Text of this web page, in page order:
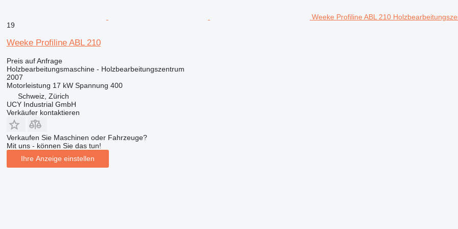
Weeke Profiline ABL 210
19
Weeke Profiline ABL 210
Preis auf Anfrage
Holzbearbeitungsmaschine - Holzbearbeitungszentrum
2007
Motorleistung 17 kW Spannung 400
Schweiz, Zürich
UCY Industrial GmbH
Verkäufer kontaktieren
Verkaufen Sie Maschinen oder Fahrzeuge?
Mit uns - können Sie das tun!
Ihre Anzeige einstellen